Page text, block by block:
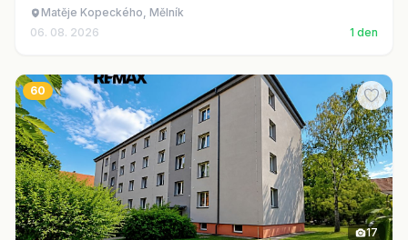
Matěje Kopeckého, Mělník
06. 08. 2026
1 den
60
17